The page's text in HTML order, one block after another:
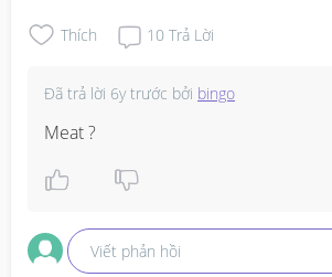
Thích 10 Trả Lời
Đã trả lời 6y trước bởi bingo
Meat ?
Viết phản hồi